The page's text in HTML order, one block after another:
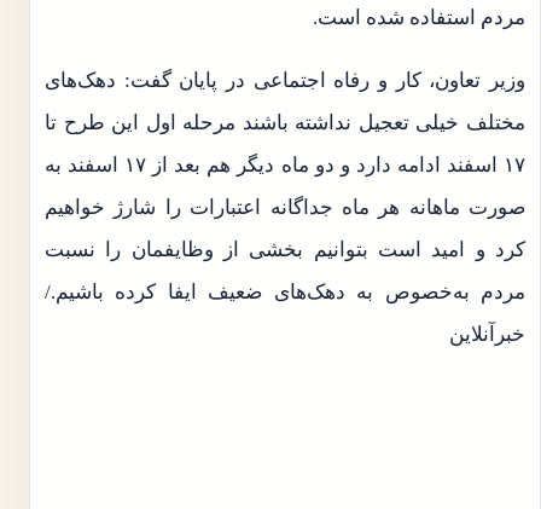
مردم استفاده شده است.
وزیر تعاون، کار و رفاه اجتماعی در پایان گفت: دهک‌های
مختلف خیلی تعجیل نداشته باشند مرحله اول این طرح تا
۱۷ اسفند ادامه دارد و دو ماه دیگر هم بعد از ۱۷ اسفند به
صورت ماهانه هر ماه جداگانه اعتبارات را شارژ خواهیم
کرد و امید است بتوانیم بخشی از وظایفمان را نسبت
مردم به‌خصوص به دهک‌های ضعیف ایفا کرده باشیم./
خبرآنلاین